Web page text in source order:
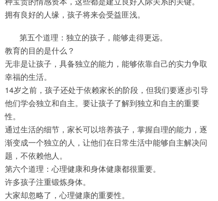
拥有良好的人缘，孩子将来会受益匪浅。
第五个道理：独立的孩子，能够走得更远。
教育的目的是什么？
无非是让孩子，具备独立的能力，能够依靠自己的实力争取
幸福的生活。
14岁之前，孩子还处于依赖家长的阶段，但我们要逐步引导
他们学会独立和自主。要让孩子了解到独立和自主的重要
性。
通过生活的细节，家长可以培养孩子，掌握自理的能力，逐
渐变成一个独立的人，让他们在日常生活中能够自主解决问
题，不依赖他人。
第六个道理：心理健康和身体健康都很重要。
许多孩子注重锻炼身体。
大家却忽略了，心理健康的重要性。